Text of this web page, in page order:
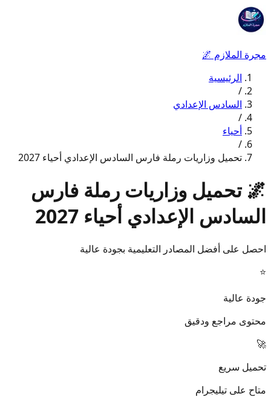
مجرة الملازم 🌌
الرئيسية
/
السادس الإعدادي
/
أحياء
/
تحميل وزاريات رملة فارس السادس الإعدادي أحياء 2027
🌌 تحميل وزاريات رملة فارس
السادس الإعدادي أحياء 2027
احصل على أفضل المصادر التعليمية بجودة عالية
⭐
جودة عالية
محتوى مراجع ودقيق
🚀
تحميل سريع
متاح على تيليجرام